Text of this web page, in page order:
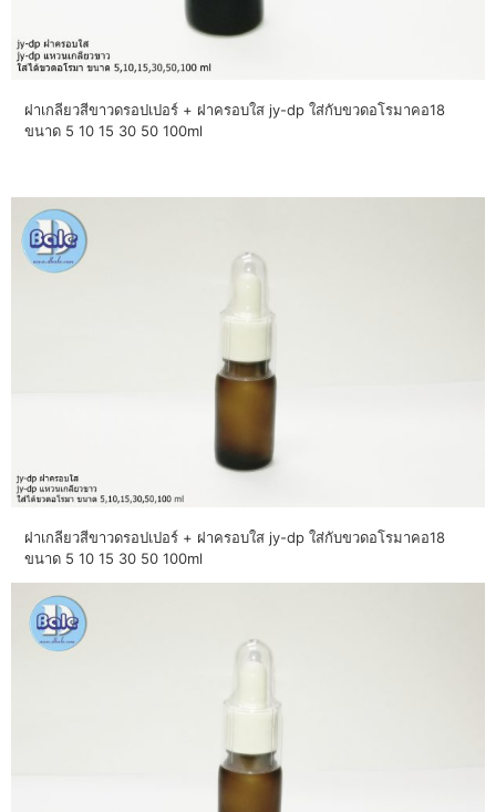
ฝาเกลียวสีขาวดรอปเปอร์ + ฝาครอบใส jy-dp ใส่กับขวดอโรมาคอ18
ขนาด 5 10 15 30 50 100ml
ฝาเกลียวสีขาวดรอปเปอร์ + ฝาครอบใส jy-dp ใส่กับขวดอโรมาคอ18
ขนาด 5 10 15 30 50 100ml